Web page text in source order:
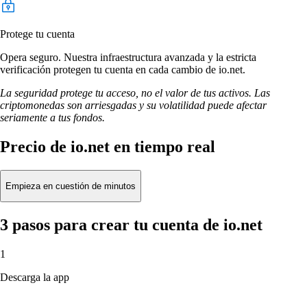
Protege tu cuenta
Opera seguro. Nuestra infraestructura avanzada y la estricta
verificación protegen tu cuenta en cada cambio de io.net.
La seguridad protege tu acceso, no el valor de tus activos. Las
criptomonedas son arriesgadas y su volatilidad puede afectar
seriamente a tus fondos.
Precio de io.net en tiempo real
Empieza en cuestión de minutos
3 pasos para crear tu cuenta de io.net
1
Descarga la app